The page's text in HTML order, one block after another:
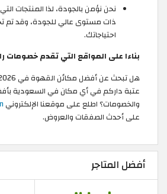
نحن نؤمن بالجودة، لذا المنتجات
ذات مستوى عالي للجودة، وقد تم
احتياجاتك.
بناءا على المواقع التي تقدم خصومات
عتبة داركم في أي مكان في السعودية
والخصومات؟ اطلع على موقعنا الإلكتروني
على أحدث الصفقات والعروض.
أفضل المتاجر